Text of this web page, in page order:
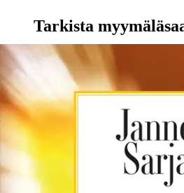
Tarkista
Ei saatavilla
Tuotekuvaus